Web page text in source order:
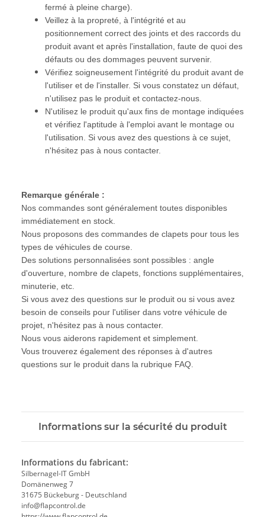
fermé à pleine charge).
Veillez à la propreté, à l'intégrité et au
positionnement correct des joints et des raccords du
produit avant et après l'installation, faute de quoi des
défauts ou des dommages peuvent survenir.
Vérifiez soigneusement l'intégrité du produit avant de
l'utiliser et de l'installer. Si vous constatez un défaut,
n'utilisez pas le produit et contactez-nous.
N'utilisez le produit qu'aux fins de montage indiquées
et vérifiez l'aptitude à l'emploi avant le montage ou
l'utilisation. Si vous avez des questions à ce sujet,
n'hésitez pas à nous contacter.
Remarque générale :
Nos commandes sont généralement toutes disponibles
immédiatement en stock.
Nous proposons des commandes de clapets pour tous les
types de véhicules de course.
Des solutions personnalisées sont possibles : angle
d'ouverture, nombre de clapets, fonctions supplémentaires,
minuterie, etc.
Si vous avez des questions sur le produit ou si vous avez
besoin de conseils pour l'utiliser dans votre véhicule de
projet, n'hésitez pas à nous contacter.
Nous vous aiderons rapidement et simplement.
Vous trouverez également des réponses à d'autres
questions sur le produit dans la rubrique FAQ.
Informations sur la sécurité du produit
Informations du fabricant:
Silbernagel-IT GmbH
Domänenweg 7
31675 Bückeburg - Deutschland
info@flapcontrol.de